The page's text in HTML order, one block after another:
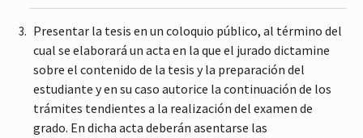
Presentar la tesis en un coloquio público, al término del
cual se elaborará un acta en la que el jurado dictamine
sobre el contenido de la tesis y la preparación del
estudiante y en su caso autorice la continuación de los
trámites tendientes a la realización del examen de
grado. En dicha acta deberán asentarse las